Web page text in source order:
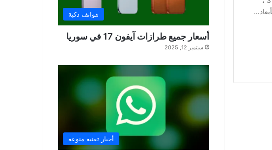
هواتف ذكية
أسعار جميع طرازات آيفون 17 في سوريا
سبتمبر 12, 2025
أخبار تقنية منوعة